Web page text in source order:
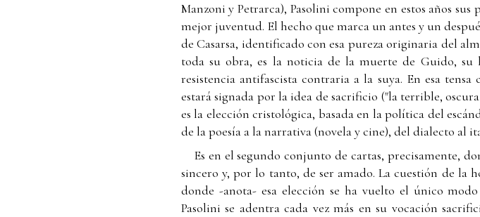
Manzoni y Petrarca), Pasolini compone en estos años
mejor juventud. El hecho que marca un antes y un
de Casarsa, identificado con esa pureza originaria del
toda su obra, es la noticia de la muerte de Guido,
resistencia antifascista contraria a la suya. En esa
estará signada por la idea de sacrificio ("la terrible,
es la elección cristológica, basada en la política del
de la poesía a la narrativa (novela y cine), del dialecto al
Es en el segundo conjunto de cartas, precisamente,
sincero y, por lo tanto, de ser amado. La cuestión de la
donde -anota- esa elección se ha vuelto el único
Pasolini se adentra cada vez más en su vocación